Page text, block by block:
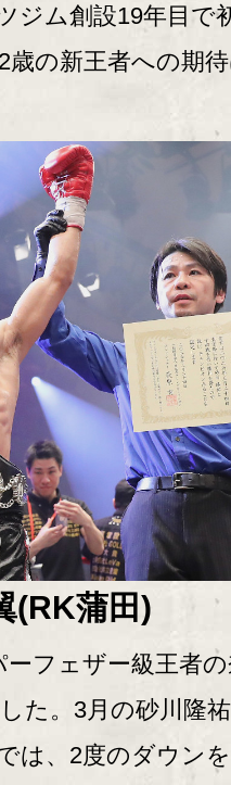
ジム創設19年目で
歳の新王者への期
(RK蒲田)
フェザー級王者
た。3月の砂川隆
は、2度のダウン